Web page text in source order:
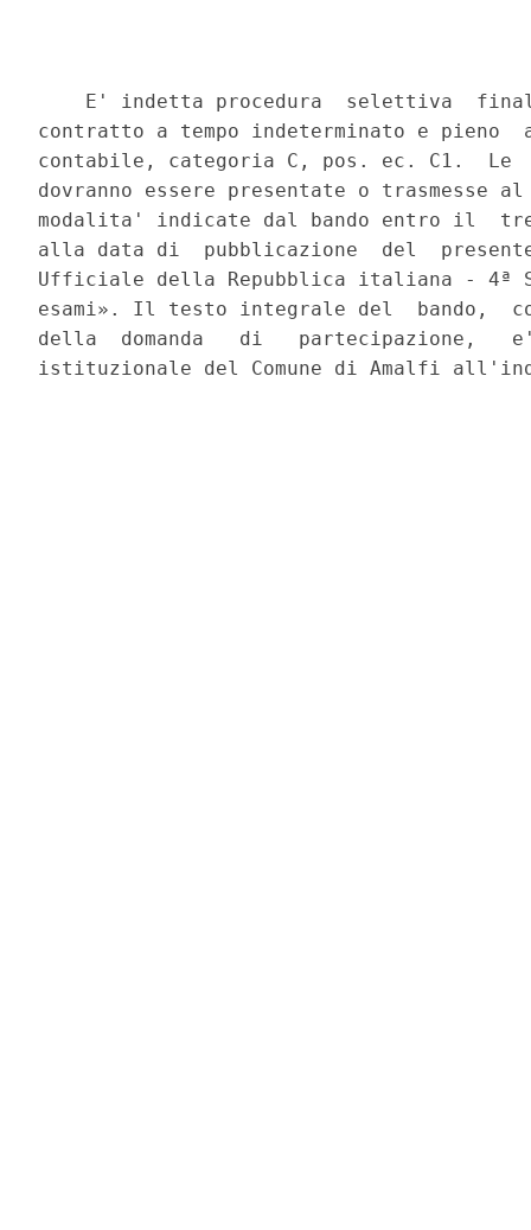
E' indetta procedura  selettiva
contratto a tempo indeterminato e
contabile, categoria C, pos. ec. C1.  Le
dovranno essere presentate o trasmesse
modalita' indicate dal bando entro il
alla data di  pubblicazione  del
Ufficiale della Repubblica italiana - 4ª
esami». Il testo integrale del  bando,
della  domanda   di   partecipazione,
istituzionale del Comune di Amalfi